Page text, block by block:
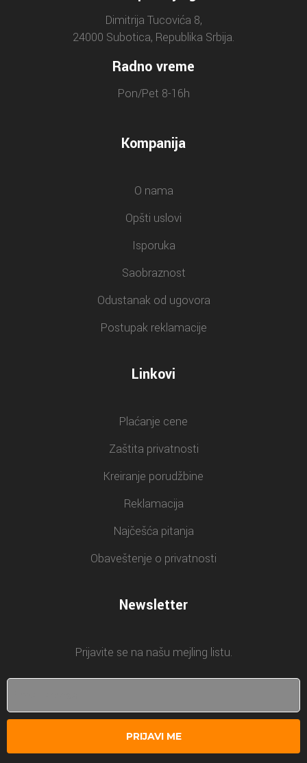
Dimitrija Tucovića 8,
24000 Subotica, Republika Srbija.
Radno vreme
Pon/Pet 8-16h
Kompanija
O nama
Opšti uslovi
Isporuka
Saobraznost
Odustanak od ugovora
Postupak reklamacije
Linkovi
Plaćanje cene
Zaštita privatnosti
Kreiranje porudžbine
Reklamacija
Najčešća pitanja
Obaveštenje o privatnosti
Newsletter
Prijavite se na našu mejling listu.
PRIJAVI ME